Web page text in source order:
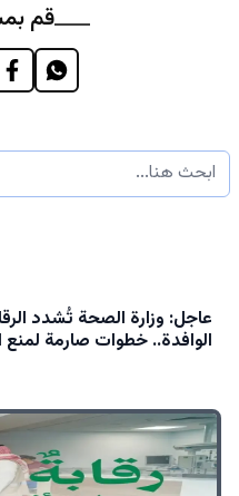
قم
عاجل: وزارة الصحة تُشدد
الوافدة.. خطوات صارمة لمنع